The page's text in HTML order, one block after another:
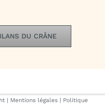
DU CRÂNE
| Mentions légales| Politique